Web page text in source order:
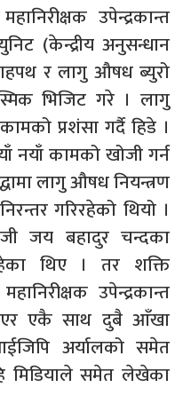
उपेन्द्रकान्त
(केन्द्रीय अनुसन्धान
र लागु औषध ब्युरो
भिजिट गरे । लागु
प्रशंसा गर्दै हिडे ।
नयाँ कामको खोजी गर्न
लागु औषध नियन्त्रण
गरिरहेको थियो ।
जय बहादुर चन्दका
थिए । तर शक्ति
उपेन्द्रकान्त
एकै साथ दुबै आँखा
अर्यालको समेत
मिडियाले समेत लेखेका